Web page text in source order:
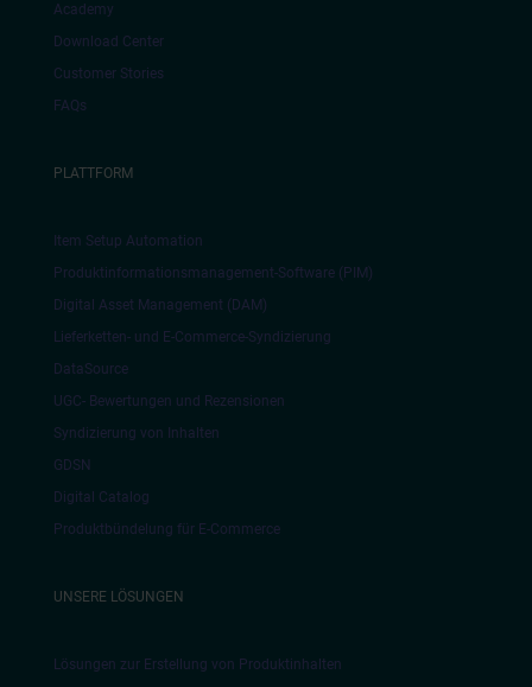
Academy
Download Center
Customer Stories
FAQs
PLATTFORM
Item Setup Automation
Produktinformationsmanagement-Software (PIM)
Digital Asset Management (DAM)
Lieferketten- und E-Commerce-Syndizierung
DataSource
UGC- Bewertungen und Rezensionen
Syndizierung von Inhalten
GDSN
Digital Catalog
Produktbündelung für E-Commerce
UNSERE LÖSUNGEN
Lösungen zur Erstellung von Produktinhalten